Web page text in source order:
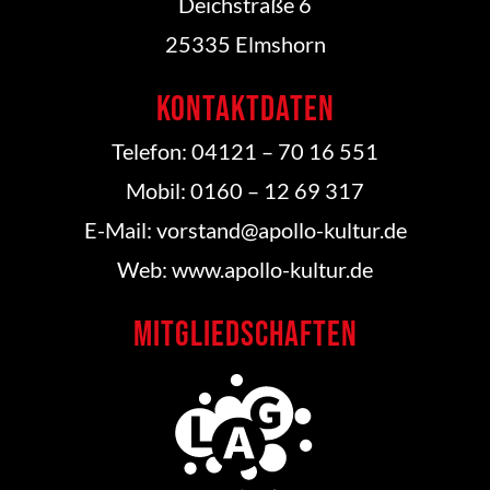
25335 Elmshorn
Kontaktdaten
Telefon: 04121 – 70 16 551
Mobil: 0160 – 12 69 317
E-Mail: vorstand@apollo-kultur.de
Web: www.apollo-kultur.de
Mitgliedschaften